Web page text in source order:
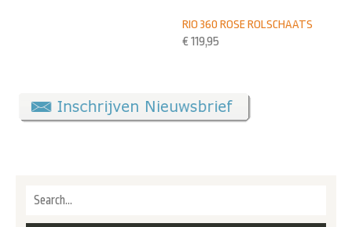
RIO 360 ROSE ROLSCHAATS
€ 119,95